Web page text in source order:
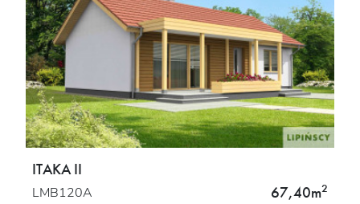
ITAKA II
LMB120A 67,40m2